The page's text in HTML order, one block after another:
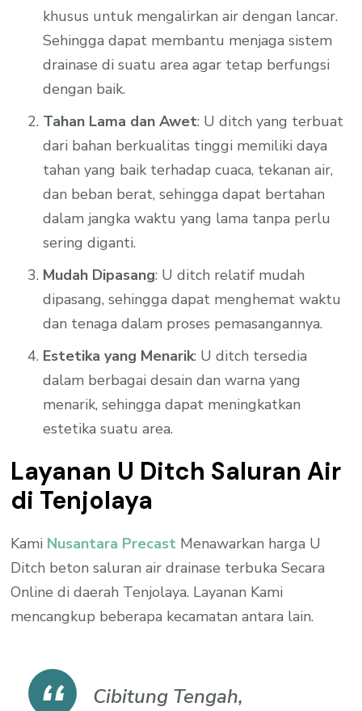
khusus untuk mengalirkan air dengan lancar.
Sehingga dapat membantu menjaga sistem
drainase di suatu area agar tetap berfungsi
dengan baik.
Tahan Lama dan Awet: U ditch yang terbuat
dari bahan berkualitas tinggi memiliki daya
tahan yang baik terhadap cuaca, tekanan air,
dan beban berat, sehingga dapat bertahan
dalam jangka waktu yang lama tanpa perlu
sering diganti.
Mudah Dipasang: U ditch relatif mudah
dipasang, sehingga dapat menghemat waktu
dan tenaga dalam proses pemasangannya.
Estetika yang Menarik: U ditch tersedia
dalam berbagai desain dan warna yang
menarik, sehingga dapat meningkatkan
estetika suatu area.
Layanan U Ditch Saluran Air
di Tenjolaya
Kami Nusantara Precast Menawarkan harga U
Ditch beton saluran air drainase terbuka Secara
Online di daerah Tenjolaya. Layanan Kami
mencangkup beberapa kecamatan antara lain.
Cibitung Tengah,